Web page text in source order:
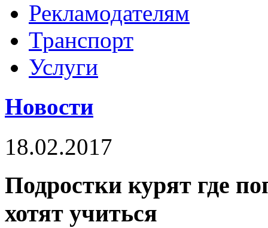
Рекламодателям
Транспорт
Услуги
Новости
18.02.2017
Подростки курят где
хотят учиться